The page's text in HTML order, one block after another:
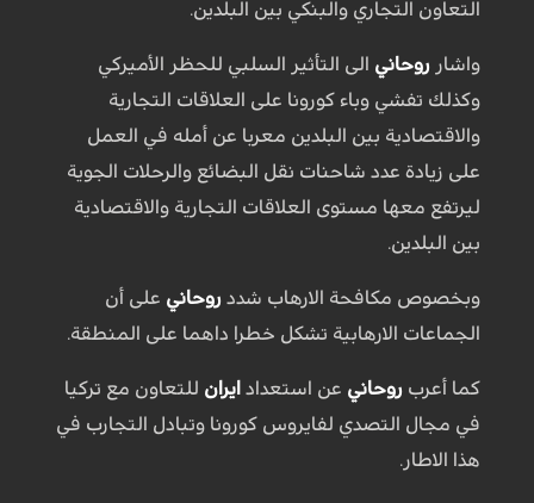
التعاون التجاري والبنكي بين البلدين.
واشار روحاني الى التأثير السلبي للحظر الأميركي
وكذلك تفشي وباء كورونا على العلاقات التجارية
والاقتصادية بين البلدين معربا عن أمله في العمل
على زيادة عدد شاحنات نقل البضائع والرحلات الجوية
ليرتفع معها مستوى العلاقات التجارية والاقتصادية
بين البلدين.
وبخصوص مكافحة الارهاب شدد روحاني على أن
الجماعات الارهابية تشكل خطرا داهما على المنطقة.
كما أعرب روحاني عن استعداد ايران للتعاون مع تركيا
في مجال التصدي لفايروس كورونا وتبادل التجارب في
هذا الاطار.